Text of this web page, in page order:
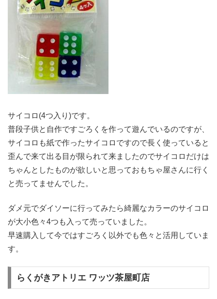
サイコロ(4つ入り)です。
普段子供と自作ですごろくを作って遊んでいるのですが、
サイコロも紙で作ったサイコロですので長く使っていると
歪んで来て出る目が限られて来ましたのでサイコロだけは
ちゃんとしたものが欲しいと思っておもちゃ屋さんに行く
と売ってませんでした。
ダメ元でダイソーに行ってみたら綺麗なカラーのサイコロ
が大小色々4つも入って売っていました。
早速購入して今ではすごろく以外でも色々と活用していま
す。
らくがきアトリエ ワッツ茶屋町店